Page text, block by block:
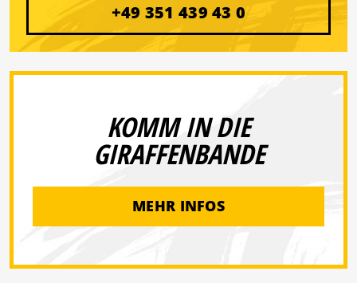
+49 351 439 43 0
KOMM IN DIE
GIRAFFENBANDE
MEHR INFOS